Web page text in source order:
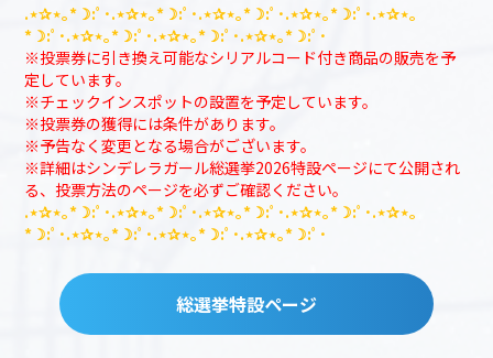
.⋆✰⋆｡*☽:ﾟ･.⋆✰⋆｡*☽:ﾟ･.⋆✰⋆｡*☽:ﾟ･.⋆✰⋆｡*☽:ﾟ･.⋆✰⋆｡
*☽:ﾟ･.⋆✰⋆｡*☽:ﾟ･.⋆✰⋆｡*☽:ﾟ･.⋆✰⋆｡*☽:ﾟ･
※投票券に引き換え可能なシリアルコード付き商品の販売を予
定しています。
※チェックインスポットの設置を予定しています。
※投票券の獲得には条件があります。
※予告なく変更となる場合がございます。
※詳細はシンデレラガール総選挙2026特設ページにて公開され
る、投票方法のページを必ずご確認ください。
.⋆✰⋆｡*☽:ﾟ･.⋆✰⋆｡*☽:ﾟ･.⋆✰⋆｡*☽:ﾟ･.⋆✰⋆｡*☽:ﾟ･.⋆✰⋆｡
*☽:ﾟ･.⋆✰⋆｡*☽:ﾟ･.⋆✰⋆｡*☽:ﾟ･.⋆✰⋆｡*☽:ﾟ･
総選挙特設ページ